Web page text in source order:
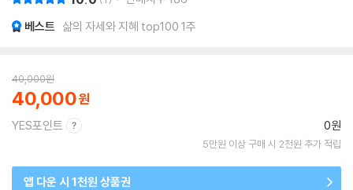
베스트 삶의 자세와 지혜 top100 1주
40,000원
40,000
YES포인트 0원
5만원 이상 구매 시 2천원 추가 적립
앱 다운 시 1천원 상품권